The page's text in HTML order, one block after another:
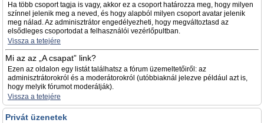
Ha több csoport tagja is vagy, akkor ez a csoport határozza meg, hogy milyen
színnel jelenik meg a neved, és hogy alapból milyen csoport avatar jelenik
meg nálad. Az adminisztrátor engedélyezheti, hogy megváltoztasd az
elsődleges csoportodat a felhasználói vezérlőpultban.
Vissza a tetejére
Mi az az „A csapat” link?
Ezen az oldalon egy listát találhatsz a fórum üzemeltetőiről: az
adminisztrátorokról és a moderátorokról (utóbbiaknál jelezve például azt is,
hogy melyik fórumot moderálják).
Vissza a tetejére
Privát üzenetek